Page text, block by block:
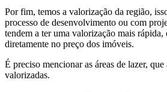
Por fim, temos a valorização da região,
processo de desenvolvimento ou com
tendem a ter uma valorização mais rápida,
diretamente no preço dos imóveis.
É preciso mencionar as áreas de lazer, que
valorizadas.